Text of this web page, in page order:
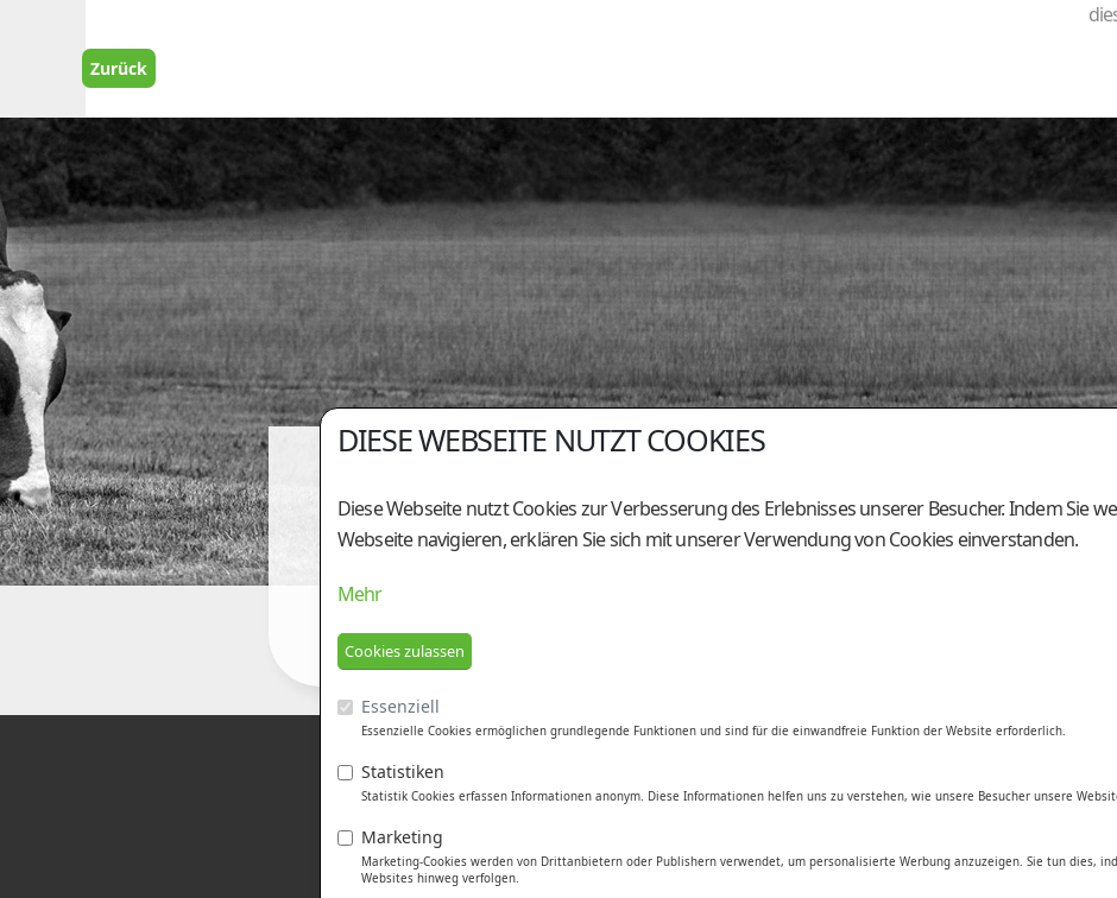
DIESE WEBSEITE NUTZT COOKIES
Diese Webseite nutzt Cookies zur Verbesserung des Erlebnisses unserer Besucher. Indem Sie
Webseite navigieren, erklären Sie sich mit unserer Verwendung von Cookies einverstanden.
Mehr
Essenziell
Essenzielle Cookies ermöglichen grundlegende Funktionen und sind für die einwandfreie Funktion der Website erforderlich.
Statistiken
Statistik Cookies erfassen Informationen anonym. Diese Informationen helfen uns zu verstehen, wie unsere Besucher unsere
Marketing
Marketing-Cookies werden von Drittanbietern oder Publishern verwendet, um personalisierte Werbung anzuzeigen. Sie tun dies,
Websites hinweg verfolgen.
Zurück
HAUPTSITZ
Holzingerberg 1
A-3254 Bergland
Am
A-8200